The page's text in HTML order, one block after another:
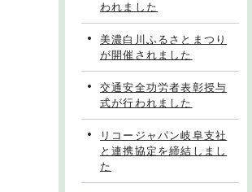
われました
美濃白川ふるさとまつり
が開催されました
交通安全功労者表彰授与
式が行われました
リコージャパン岐阜支社
と連携協定を締結しまし
た